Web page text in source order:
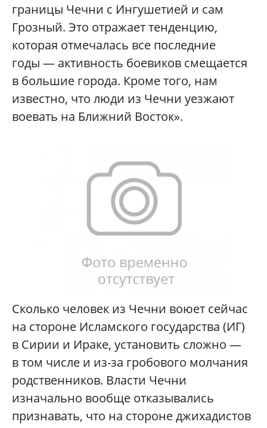
границы Чечни с Ингушетией и сам
Грозный. Это отражает тенденцию,
которая отмечалась все последние
годы — активность боевиков смещается
в большие города. Кроме того, нам
известно, что люди из Чечни уезжают
воевать на Ближний Восток».
Сколько человек из Чечни воюет сейчас
на стороне Исламского государства (ИГ)
в Сирии и Ираке, установить сложно —
в том числе и из-за гробового молчания
родственников. Власти Чечни
изначально вообще отказывались
признавать, что на стороне джихадистов